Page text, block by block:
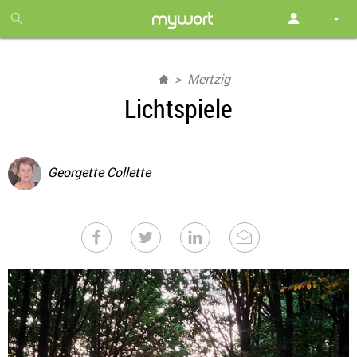
month
free
Mertzig
Lichtspiele
Georgette Collette